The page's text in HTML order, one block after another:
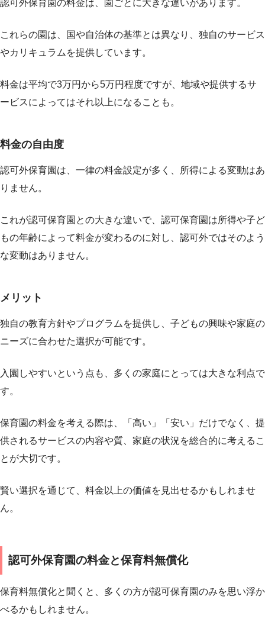
認可外保育園の料金は、園ごとに大きな違いがあります。
これらの園は、国や自治体の基準とは異なり、独自のサービス
やカリキュラムを提供しています。
料金は平均で3万円から5万円程度ですが、地域や提供するサ
ービスによってはそれ以上になることも。
料金の自由度
認可外保育園は、一律の料金設定が多く、所得による変動はあ
りません。
これが認可保育園との大きな違いで、認可保育園は所得や子ど
もの年齢によって料金が変わるのに対し、認可外ではそのよう
な変動はありません。
メリット
独自の教育方針やプログラムを提供し、子どもの興味や家庭の
ニーズに合わせた選択が可能です。
入園しやすいという点も、多くの家庭にとっては大きな利点で
す。
保育園の料金を考える際は、「高い」「安い」だけでなく、提
供されるサービスの内容や質、家庭の状況を総合的に考えるこ
とが大切です。
賢い選択を通じて、料金以上の価値を見出せるかもしれませ
ん。
認可外保育園の料金と保育料無償化
保育料無償化と聞くと、多くの方が認可保育園のみを思い浮か
べるかもしれません。